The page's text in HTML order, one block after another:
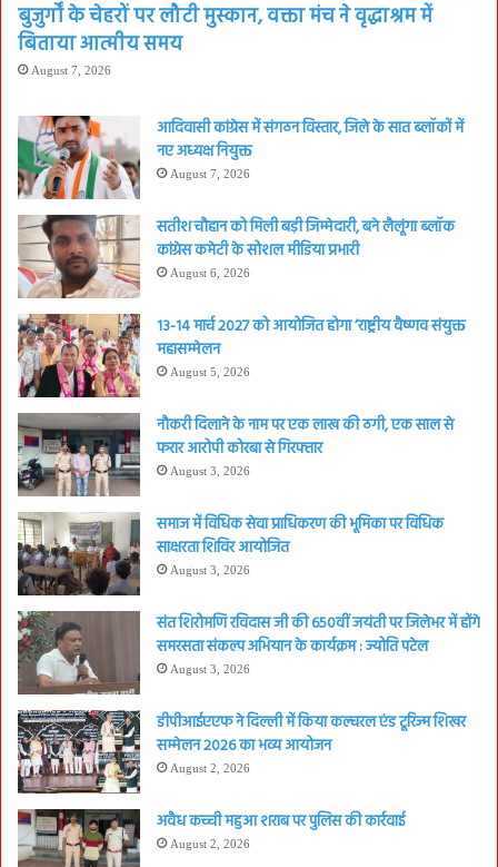
बुजुर्गों के चेहरों पर लौटी मुस्कान, वक्ता मंच ने वृद्धाश्रम में
बिताया आत्मीय समय
August 7, 2026
आदिवासी कांग्रेस में संगठन विस्तार, जिले के सात ब्लॉकों में
नए अध्यक्ष नियुक्त
August 7, 2026
सतीश चौहान को मिली बड़ी जिम्मेदारी, बने लैलूंगा ब्लॉक
कांग्रेस कमेटी के सोशल मीडिया प्रभारी
August 6, 2026
13-14 मार्च 2027 को आयोजित होगा ‘राष्ट्रीय वैष्णव संयुक्त
महासम्मेलन
August 5, 2026
नौकरी दिलाने के नाम पर एक लाख की ठगी, एक साल से
फरार आरोपी कोरबा से गिरफ्तार
August 3, 2026
समाज में विधिक सेवा प्राधिकरण की भूमिका पर विधिक
साक्षरता शिविर आयोजित
August 3, 2026
संत शिरोमणि रविदास जी की 650वीं जयंती पर जिलेभर में होंगे
समरसता संकल्प अभियान के कार्यक्रम : ज्योति पटेल
August 3, 2026
डीपीआईएएफ ने दिल्ली में किया कल्चरल एंड टूरिज्म शिखर
सम्मेलन 2026 का भव्य आयोजन
August 2, 2026
अवैध कच्ची महुआ शराब पर पुलिस की कार्रवाई
August 2, 2026